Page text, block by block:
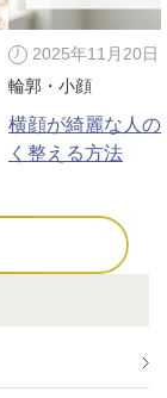
2025年11月20日
輪郭・小顔
横顔が綺麗な人
く整える方法